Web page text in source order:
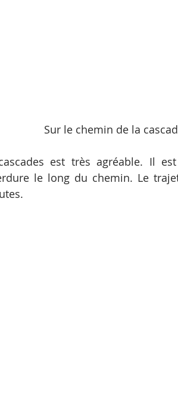
Sur le chemin de la
est très agréable. Il
le long du chemin. Le